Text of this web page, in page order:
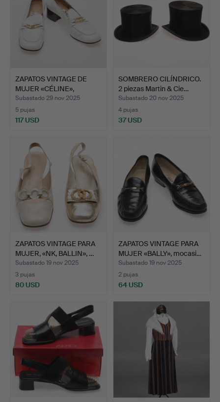
ZAPATOS VINTAGE DE
MUJER «CÉLINE»,
mocasin…
Subastado 29 nov 2025
5 pujas
117 USD
SOMBRERO CILÍNDRICO.
2 piezas Martin & Cie…
Subastado 20 nov 2025
4 pujas
37 USD
ZAPATOS VINTAGE PARA
MUJER, «NK, BALLIN», …
Subastado 19 nov 2025
3 pujas
80 USD
ZAPATOS VINTAGE PARA
MUJER «BALLY», mocasi…
Subastado 19 nov 2025
2 pujas
64 USD